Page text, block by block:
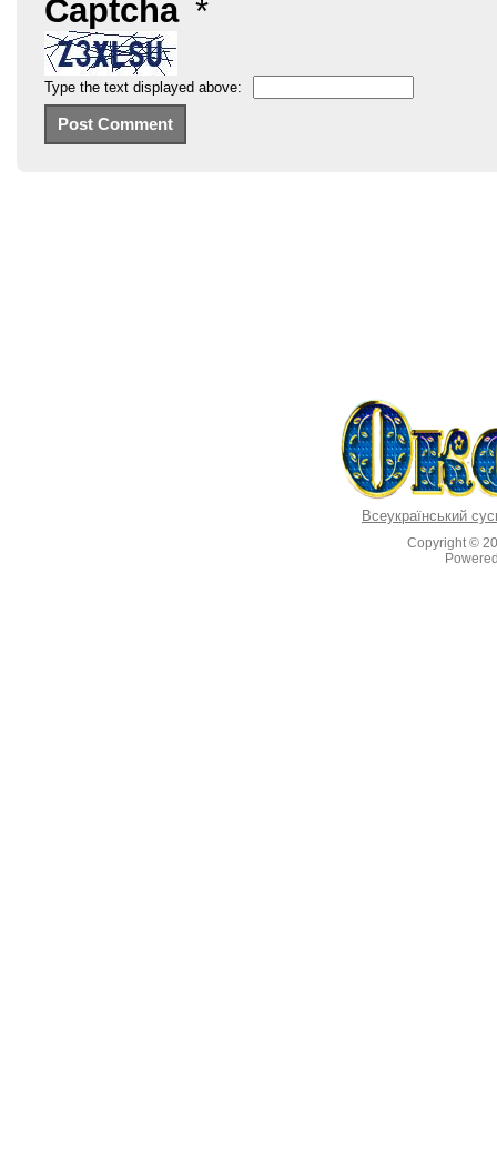
Captcha *
Type the text displayed above:
Всеукраїнський
Copyright ©